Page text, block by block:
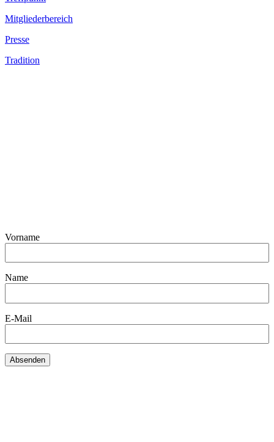
Mitgliederbereich
Presse
Tradition
Vorname
Name
E-Mail